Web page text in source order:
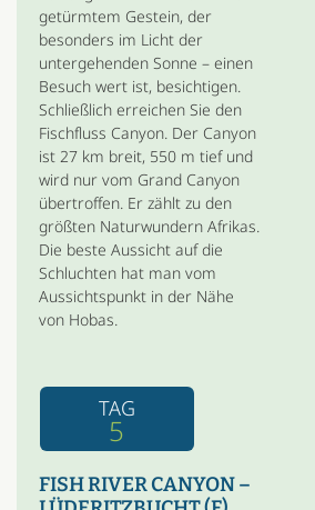
getürmtem Gestein, der
besonders im Licht der
untergehenden Sonne – einen
Besuch wert ist, besichtigen.
Schließlich erreichen Sie den
Fischfluss Canyon. Der Canyon
ist 27 km breit, 550 m tief und
wird nur vom Grand Canyon
übertroffen. Er zählt zu den
größten Naturwundern Afrikas.
Die beste Aussicht auf die
Schluchten hat man vom
Aussichtspunkt in der Nähe
von Hobas.
TAG
5
FISH RIVER CANYON –